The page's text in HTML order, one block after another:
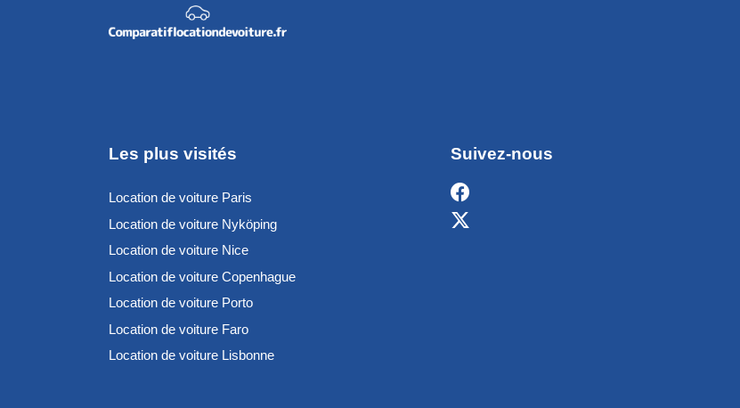
Les plus visités
Location de voiture Paris
Location de voiture Nyköping
Location de voiture Nice
Location de voiture Copenhague
Location de voiture Porto
Location de voiture Faro
Location de voiture Lisbonne
Suivez-nous